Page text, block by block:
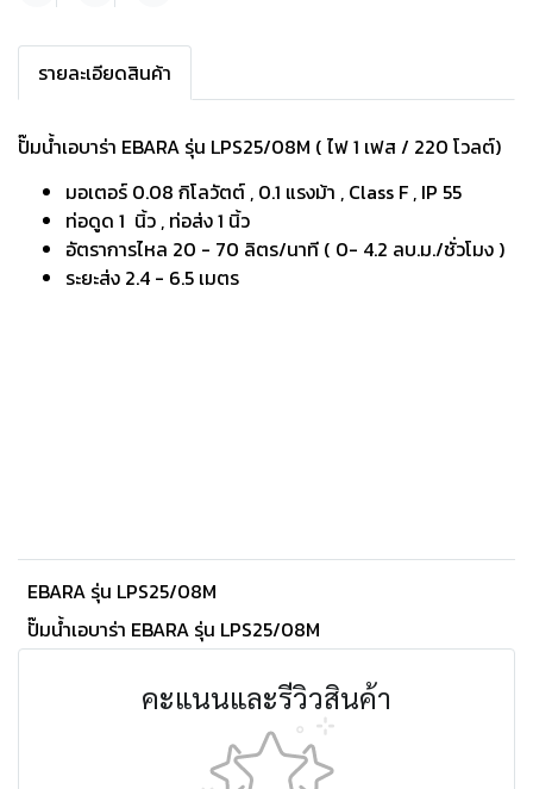
รายละเอียดสินค้า
ปั๊มน้ำเอบาร่า EBARA รุ่น LPS25/08M ( ไฟ 1 เฟส / 220 โวลต์)
มอเตอร์ 0.08 กิโลวัตต์ , 0.1 แรงม้า , Class F , IP 55
ท่อดูด 1 นิ้ว , ท่อส่ง 1 นิ้ว
อัตราการไหล 20 - 70 ลิตร/นาที ( 0- 4.2 ลบ.ม./ชั่วโมง )
ระยะส่ง 2.4 - 6.5 เมตร
EBARA รุ่น LPS25/08M
ปั๊มน้ำเอบาร่า EBARA รุ่น LPS25/08M
คะแนนและรีวิวสินค้า